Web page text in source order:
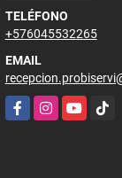
TELÉFONO
+576045532265
EMAIL
FacebookInstagramYouTubeTikTok